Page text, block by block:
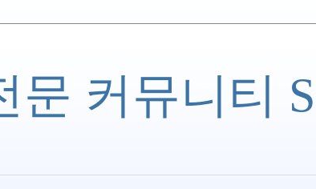
문 커뮤니티